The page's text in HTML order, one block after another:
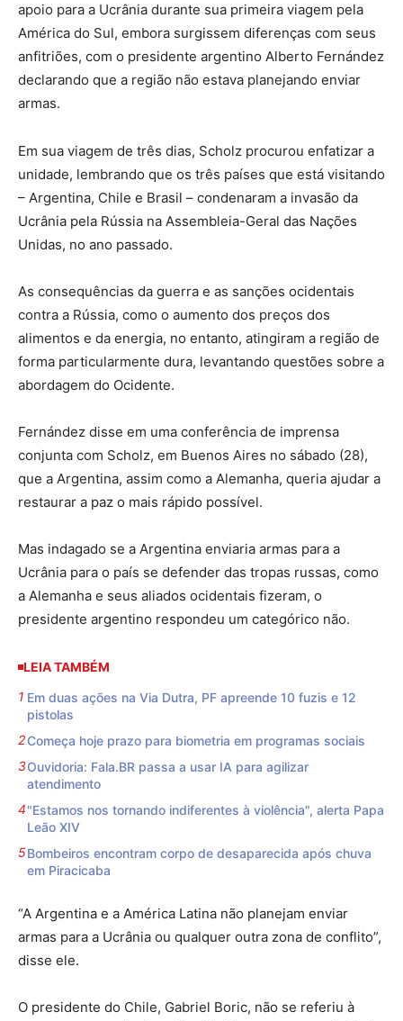
apoio para a Ucrânia durante sua primeira viagem pela
América do Sul, embora surgissem diferenças com seus
anfitriões, com o presidente argentino Alberto Fernández
declarando que a região não estava planejando enviar
armas.
Em sua viagem de três dias, Scholz procurou enfatizar a
unidade, lembrando que os três países que está visitando
– Argentina, Chile e Brasil – condenaram a invasão da
Ucrânia pela Rússia na Assembleia-Geral das Nações
Unidas, no ano passado.
As consequências da guerra e as sanções ocidentais
contra a Rússia, como o aumento dos preços dos
alimentos e da energia, no entanto, atingiram a região de
forma particularmente dura, levantando questões sobre a
abordagem do Ocidente.
Fernández disse em uma conferência de imprensa
conjunta com Scholz, em Buenos Aires no sábado (28),
que a Argentina, assim como a Alemanha, queria ajudar a
restaurar a paz o mais rápido possível.
Mas indagado se a Argentina enviaria armas para a
Ucrânia para o país se defender das tropas russas, como
a Alemanha e seus aliados ocidentais fizeram, o
presidente argentino respondeu um categórico não.
LEIA TAMBÉM
Em duas ações na Via Dutra, PF apreende 10 fuzis e 12
pistolas
Começa hoje prazo para biometria em programas sociais
Ouvidoria: Fala.BR passa a usar IA para agilizar
atendimento
"Estamos nos tornando indiferentes à violência", alerta Papa
Leão XIV
Bombeiros encontram corpo de desaparecida após chuva
em Piracicaba
“A Argentina e a América Latina não planejam enviar
armas para a Ucrânia ou qualquer outra zona de conflito”,
disse ele.
O presidente do Chile, Gabriel Boric, não se referiu à